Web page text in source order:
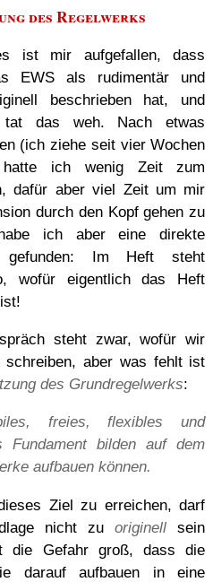
des Regelwerks
ist mir aufgefallen, dass
EWS als rudimentär und
beschrieben hat, und
tat das weh. Nach etwas
(ich ziehe seit vier Wochen
ich wenig Zeit zum
dafür aber viel Zeit um mir
durch den Kopf gehen zu
ich aber eine direkte
gefunden: Im Heft steht
wofür eigentlich das Heft
steht zwar, wofür wir
schreiben, aber was fehlt ist
des Grundregelwerks:
freies, flexibles und
Fundament bilden auf dem
aufbauen können.
Ziel zu erreichen, darf
nicht zuoriginell sein
die Gefahr groß, dass die
darauf aufbauen in eine